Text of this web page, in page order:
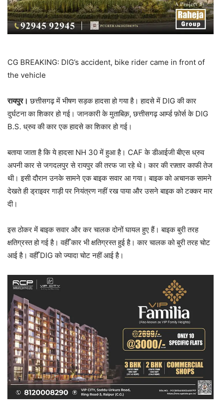
CG BREAKING: DIG’s accident, bike rider came in front of
the vehicle
रायपुर। छत्तीसगढ़ में भीषण सड़क हादसा हो गया है। हादसे में DIG की कार
दुर्घटना का शिकार हो गई। जानकारी के मुताबिक़, छत्तीसगढ़ आर्म्ड फ़ोर्स के DIG
B.S. ध्रुव की कार एक हादसे का शिकार हो गई।
बताया जाता है कि ये हादसा NH 30 में हुआ है। CAF के डीआईजी बीएस ध्रुव
अपनी कार से जगदलपुर से रायपुर की तरफ जा रहे थे। कार की रफ़्तार काफी तेज
थी। इसी दौरान उनके सामने एक बाइक सवार आ गया। बाइक को अचानक सामने
देखते ही ड्राइवर गाड़ी पर नियंत्रण नहीं रख पाया और उसने बाइक को टक्कर मार
दी।
इस ठोकर में बाइक सवार और कर चालक दोनों घायल हुए हैं। बाइक बुरी तरह
क्षतिग्रस्त हो गई है। वहीँ कार भी क्षतिग्रस्त हुई है। कार चालक को बुरी तरह चोट
आई है। वहीँ DIG को ज्यादा चोट नहीं आई है।